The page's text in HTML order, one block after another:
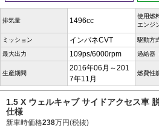
排気量 1496cc
使用燃
エンジ
ミッション インパネCVT 駆動方
最大出力 109ps/6000rpm 過給器
生産期間
2016年06月～201
7年11月
燃費性
1.5 X ウェルキャブ サイドアクセス車
仕様
新車時価格238万円(税抜)